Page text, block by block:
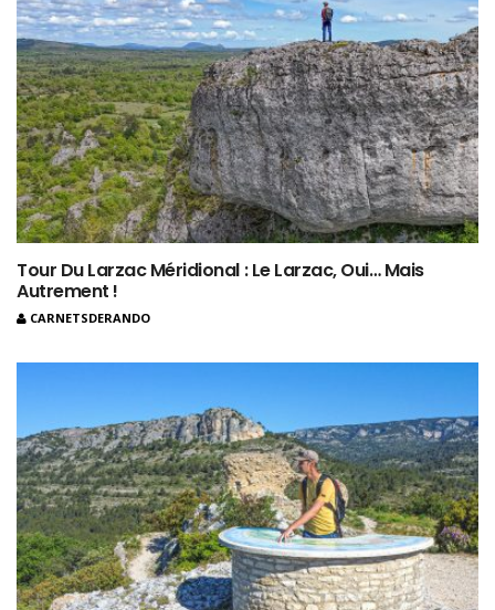
Tour Du Larzac Méridional : Le Larzac, Oui… Mais
Autrement !
CARNETSDERANDO